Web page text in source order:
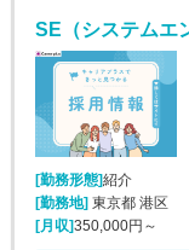
[勤務形態]紹介
[勤務地] 東京都 港区
[月収]350,000円～